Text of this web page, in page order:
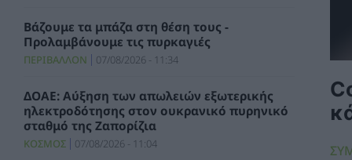
Βάζουμε τα μπάζα στη θέση τους -
Προλαμβάνουμε τις πυρκαγιές
ΠΕΡΙΒΑΛΛΟΝ 07/08/2026 - 11:34
ΔΟΑΕ: Αύξηση των απωλειών εξωτερικής
ηλεκτροδότησης στον ουκρανικό πυρηνικό
σταθμό της Ζαπορίζια
ΚΟΣΜΟΣ 07/08/2026 - 11:04